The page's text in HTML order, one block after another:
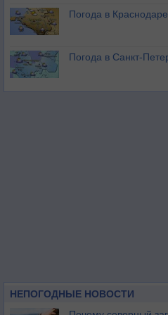
Погода в Краснодаре
Погода в Санкт-
НЕПОГОДНЫЕ НОВОСТИ